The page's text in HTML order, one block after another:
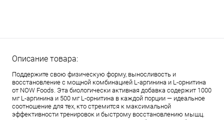
Описание товара:
Поддержите свою физическую форму, выносливость и
восстановление с мощной комбинацией L-аргинина и L-орнитина
от NOW Foods. Эта биологически активная добавка содержит 1000
мг L-аргинина и 500 мг L-орнитина в каждой порции — идеальное
соотношение для тех, кто стремится к максимальной
эффективности тренировок и быстрому восстановлению мышц.